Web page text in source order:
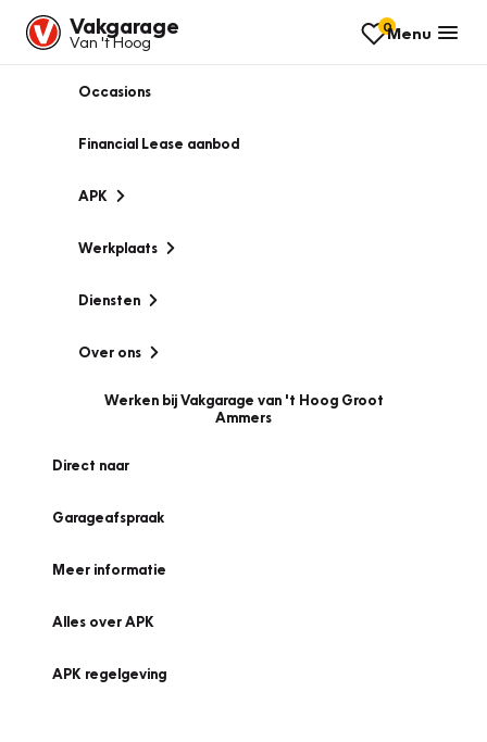
Vakgarage
Van 't Hoog
0Menu
Occasions
Financial Lease aanbod
APK
Werkplaats
Diensten
Over ons
Werken bij Vakgarage van 't Hoog Groot
Ammers
Direct naar
Garageafspraak
Meer informatie
Alles over APK
APK regelgeving